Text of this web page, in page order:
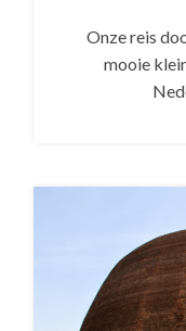
Onze reis
mooie